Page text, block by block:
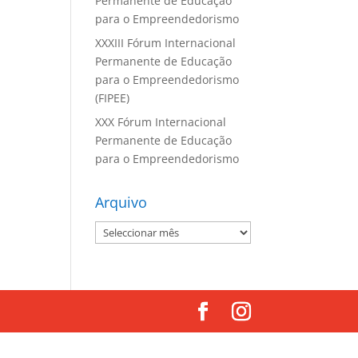
para o Empreendedorismo
XXXIII Fórum Internacional
Permanente de Educação
para o Empreendedorismo
(FIPEE)
XXX Fórum Internacional
Permanente de Educação
para o Empreendedorismo
Arquivo
Arquivo